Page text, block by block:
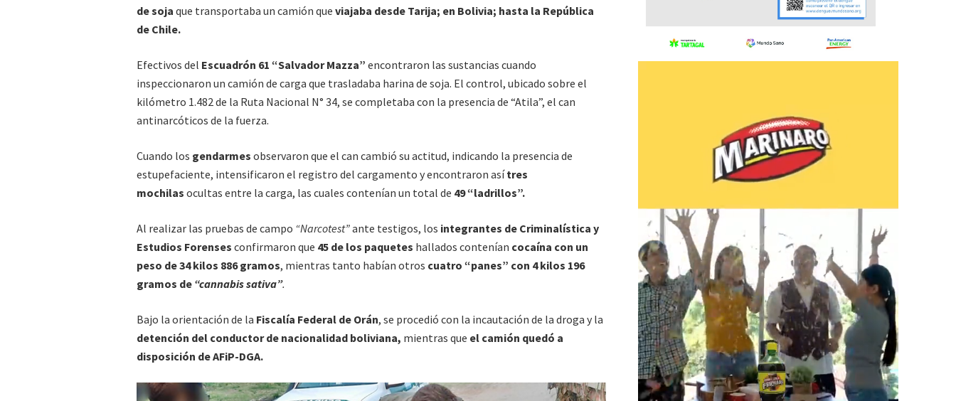
de soja que transportaba un camión que viajaba desde Tarija; en Bolivia; hasta la República
de Chile.
Efectivos del Escuadrón 61 “Salvador Mazza” encontraron las sustancias cuando
inspeccionaron un camión de carga que trasladaba harina de soja. El control, ubicado sobre el
kilómetro 1.482 de la Ruta Nacional N° 34, se completaba con la presencia de “Atila”, el can
antinarcóticos de la fuerza.
Cuando los gendarmes observaron que el can cambió su actitud, indicando la presencia de
estupefaciente, intensificaron el registro del cargamento y encontraron asítres
mochilas ocultas entre la carga, las cuales contenían un total de 49 “ladrillos”.
Al realizar las pruebas de campo “Narcotest”ante testigos, los integrantes de Criminalística y
Estudios Forenses confirmaron que 45 de los paquetes hallados contenían cocaína con un
peso de 34 kilos 886 gramos, mientras tanto habían otros cuatro “panes” con 4 kilos 196
gramos de “cannabis sativa”.
Bajo la orientación de la Fiscalía Federal de Orán, se procedió con la incautación de la droga y la
detención del conductor de nacionalidad boliviana, mientras que el camión quedó a
disposición de AFiP-DGA.